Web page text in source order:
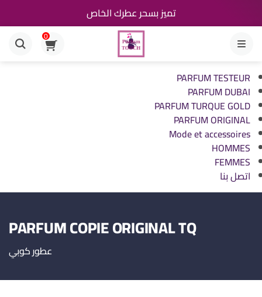
تميز بسحر عطرك الخاص
القائمة
0
PARFUM TESTEUR
PARFUM DUBAI
PARFUM TURQUE GOLD
PARFUM ORIGINAL
Mode et accessoires
HOMMES
FEMMES
اتصل بنا
PARFUM COPIE ORIGINAL TQ
عطور كوبي